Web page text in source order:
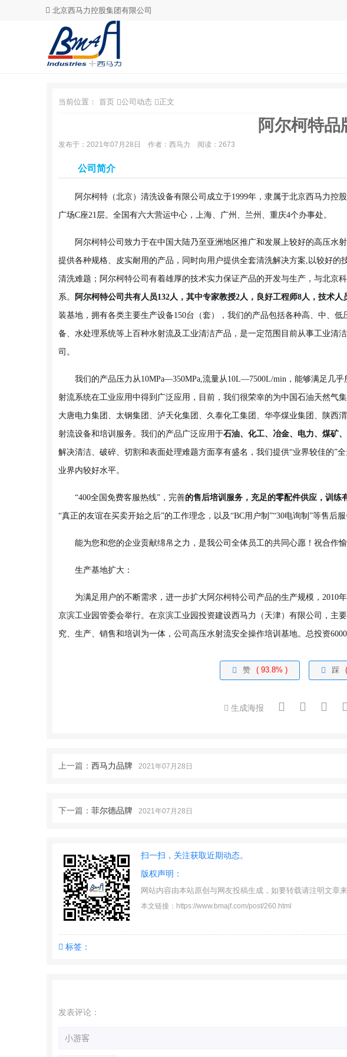
北京西马力控股集团有限公司
当前位置： 首页 公司动态 正文
阿尔柯特品
发布于：2021年07月28日 作者：西马力 阅读：2673
公司简介
阿尔柯特（北京）清洗设备有限公司成立于1999年，隶属于北京西马力控
广场C座21层。全国有六大营运中心，上海、广州、兰州、重庆4个办事处。
阿尔柯特公司致力于在中国大陆乃至亚洲地区推广和发展上较好的高压水
提供各种规格、皮实耐用的产品，同时向用户提供全套清洗解决方案,以较好
清洗难题；阿尔柯特公司有着雄厚的技术实力保证产品的开发与生产，与北京
系。 阿尔柯特公司共有人员132人，其中专家教授2人，良好工程师8人，技术人
装基地，拥有各类主要生产设备150台（套），我们的产品包括各种高、中、
备、水处理系统等上百种水射流及工业清洁产品，是一定范围目前从事工业清
司。
我们的产品压力从10MPa—350MPa,流量从10L—7500L/min，能够满足几
射流系统在工业应用中得到广泛应用，目前，我们很荣幸的为中国石油天然气
大唐电力集团、太钢集团、泸天化集团、久泰化工集团、华亭煤业集团、陕西
射流设备和培训服务。我们的产品广泛应用于石油、化工、冶金、电力、煤矿
解决清洁、破碎、切割和表面处理难题方面享有盛名，我们提供“业界较佳的”
业界内较好水平。
“400全国免费客服热线”，完善的售后培训服务，充足的零配件供应，训练
“真正的友谊在买卖开始之后”的工作理念，以及“BC用户制”“30电询制”等售后
能为您和您的企业贡献绵帛之力，是我公司全体员工的共同心愿！祝合作愉
生产基地扩大：
为满足用户的不断需求，进一步扩大阿尔柯特公司产品的生产规模，2010
京滨工业园管委会举行。在京滨工业园投资建设西马力（天津）有限公司，主
究、生产、销售和培训为一体，公司高压水射流安全操作培训基地。总投资
赞 ( 93.8% ) 踩
生成海报
上一篇： 西马力品牌 2021年07月28日
下一篇： 菲尔德品牌 2021年07月28日
扫一扫，关注获取近期动态。
版权声明：
网站内容由本站原创与网友投稿生成，如要转载请注明文章来
本文链接：https://www.bmajf.com/post/260.html
标签：
发表评论：